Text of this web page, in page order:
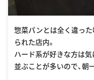
惣菜パンとは全く違っ
られた店内。
ハード系が好きな方は気
並ぶことが多いので、朝